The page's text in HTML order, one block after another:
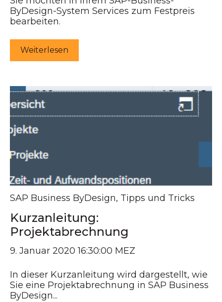
ByDesign-System Services zum Festpreis
bearbeiten.
Weiterlesen
SAP Business ByDesign, Tipps und Tricks
Kurzanleitung:
Projektabrechnung
9. Januar 2020 16:30:00 MEZ
In dieser Kurzanleitung wird dargestellt, wie
Sie eine Projektabrechnung in SAP Business
ByDesign...